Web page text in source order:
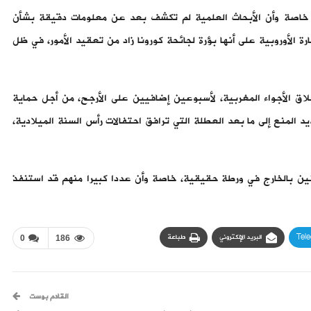
وأن الأبحاث العلمية لم تكشف بعد عن معلومات دقيقة بشأن
على أنها بؤرة لجائحة كورونا زاد من تعقيد الأمور، في ظل
الأجواء المغربية، لأسبوعين إضافيين على الأرجح، من أجل حماية
إلى ما بعد العطلة التي ترافق احتفالات رأس السنة الميلادية،
بالخارج في ورطة حقيقية، خاصة وأن عددا كبيرا منهم قد استنفذ
0 186 البريد الإلكتروني طباعة
القادم بوست